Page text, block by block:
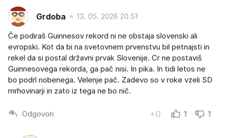
Grdoba 13. 05. 2026 20.51
Če podiraš Guinnesov rekord ni ne obstaja slovenski ali
evropski. Kot da bi na svetovnem prvenstvu bil petnajsti in
rekel da si postal državni prvak Slovenije. Cr ne postaviš
Guinnesovega rekorda, ga pač nisi. In pika. In tidi letos ne
bo podrl nobenega. Velenje pač. Zadevo so v roke vzeli SD
mrhovinarji in zato iz tega ne bo nič.
Odgovori +0 1 1